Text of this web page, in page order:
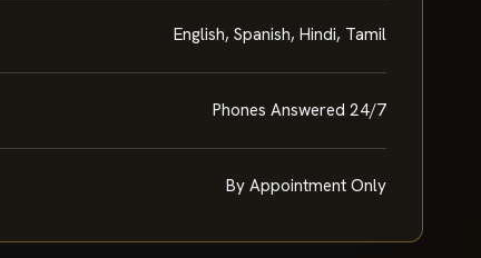
English, Spanish, Hindi, Tamil
Phones Answered 24/7
By Appointment Only